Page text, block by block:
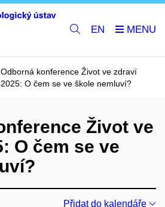
EN
Odborná konference Život ve zdraví
2025: O čem se ve škole nemluví?
Život ve
O čem se ve
Přidat do kalendáře